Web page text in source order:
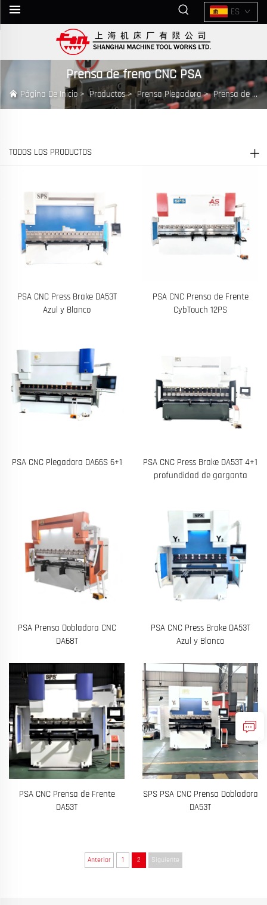
ES
Prensa de freno CNC PSA
Página De Inicio >Productos>Prensa Plegadora>Prensa de freno CNC PSA
TODOS LOS PRODUCTOS
PSA CNC Press Brake DA53T
Azul y Blanco
PSA CNC Prensa de Frente
CybTouch 12PS
PSA CNC Plegadora DA66S 6+1
PSA CNC Press Brake DA53T 4+1
profundidad de garganta
PSA Prensa Dobladora CNC
DA68T
PSA CNC Press Brake DA53T
Azul y Blanco
PSA CNC Prensa de Frente
DA53T
SPS PSA CNC Prensa Dobladora
DA53T
Anterior 1 2 Siguiente